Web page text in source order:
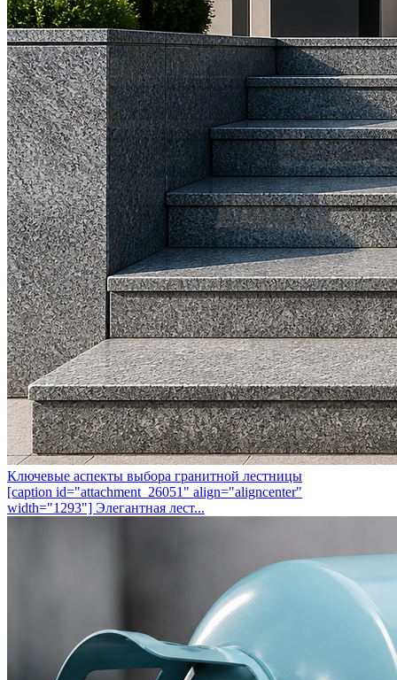
Ключевые аспекты выбора гранитной лестницы
[caption id="attachment_26051" align="aligncenter"
width="1293"] Элегантная лест...